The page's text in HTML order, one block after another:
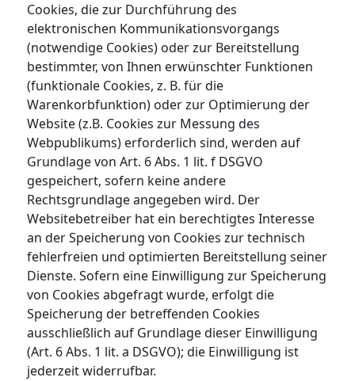
Cookies, die zur Durchführung des
elektronischen Kommunikationsvorgangs
(notwendige Cookies) oder zur Bereitstellung
bestimmter, von Ihnen erwünschter Funktionen
(funktionale Cookies, z. B. für die
Warenkorbfunktion) oder zur Optimierung der
Website (z.B. Cookies zur Messung des
Webpublikums) erforderlich sind, werden auf
Grundlage von Art. 6 Abs. 1 lit. f DSGVO
gespeichert, sofern keine andere
Rechtsgrundlage angegeben wird. Der
Websitebetreiber hat ein berechtigtes Interesse
an der Speicherung von Cookies zur technisch
fehlerfreien und optimierten Bereitstellung seiner
Dienste. Sofern eine Einwilligung zur Speicherung
von Cookies abgefragt wurde, erfolgt die
Speicherung der betreffenden Cookies
ausschließlich auf Grundlage dieser Einwilligung
(Art. 6 Abs. 1 lit. a DSGVO); die Einwilligung ist
jederzeit widerrufbar.